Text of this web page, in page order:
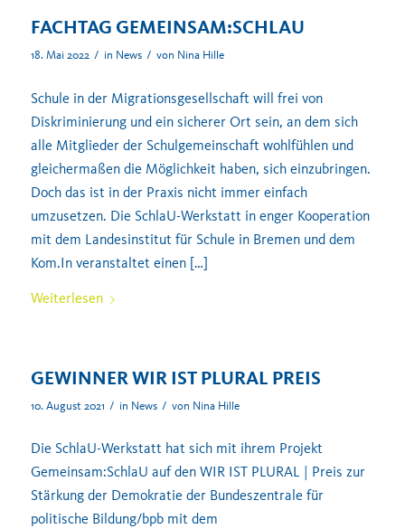
FACHTAG GEMEINSAM:SCHLAU
18. Mai 2022 / in News / von Nina Hille
Schule in der Migrationsgesellschaft will frei von
Diskriminierung und ein sicherer Ort sein, an dem sich
alle Mitglieder der Schulgemeinschaft wohlfühlen und
gleichermaßen die Möglichkeit haben, sich einzubringen.
Doch das ist in der Praxis nicht immer einfach
umzusetzen. Die SchlaU-Werkstatt in enger Kooperation
mit dem Landesinstitut für Schule in Bremen und dem
Kom.In veranstaltet einen […]
Weiterlesen
GEWINNER WIR IST PLURAL PREIS
10. August 2021 / in News / von Nina Hille
Die SchlaU-Werkstatt hat sich mit ihrem Projekt
Gemeinsam:SchlaU auf den WIR IST PLURAL | Preis zur
Stärkung der Demokratie der Bundeszentrale für
politische Bildung/bpb mit dem